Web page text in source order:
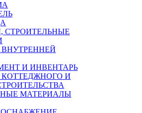
СТРОИТЕЛЬНЫЕ
И ИНВЕНТАРЬ
И
МАТЕРИАЛЫ